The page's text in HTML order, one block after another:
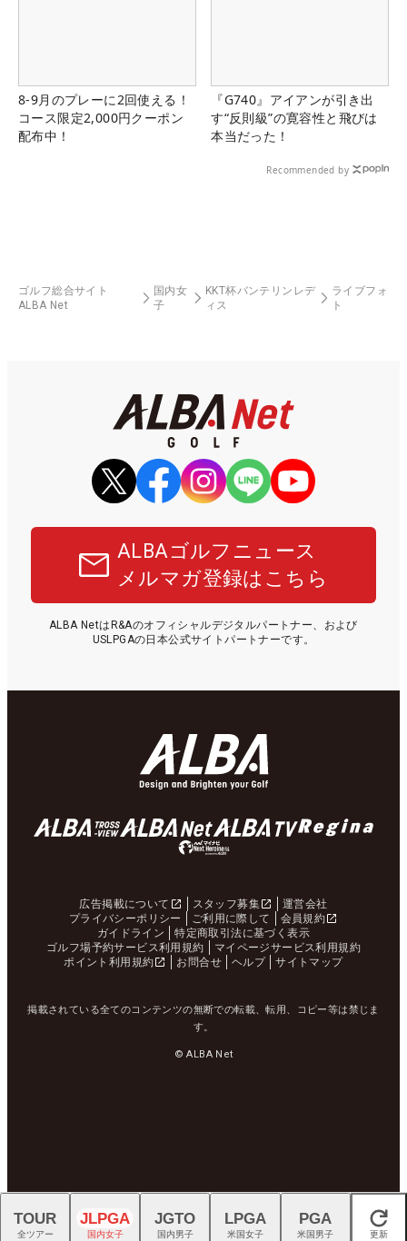
8-9月のプレーに2回使える！
コース限定2,000円クーポン
配布中！
『G740』アイアンが引き出
す“反則級”の寛容性と飛びは
本当だった！
Recommended by
ゴルフ総合サイト
ALBA Net
国内女
子
KKT杯バンテリンレデ
ィス
ライブフォ
ト
ALBAゴルフニュース
メルマガ登録はこちら
ALBA NetはR&Aのオフィシャルデジタルパートナー、および
USLPGAの日本公式サイトパートナーです。
広告掲載について スタッフ募集
運営会社
プライバシーポリシー
ご利用に際して
会員規約
ガイドライン
特定商取引法に基づく表示
ゴルフ場予約サービス利用規約
マイページサービス利用規約
ポイント利用規約
お問合せ ヘルプ サイトマップ
掲載されている全てのコンテンツの無断での転載、転用、コピー等は禁じま
す。
© ALBA Net
閉じる
TOUR
全ツアー
JLPGA
国内女子
JGTO
国内男子
LPGA
米国女子
PGA
米国男子 更新